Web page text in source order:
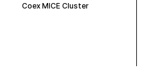
Coex MICE Cluster